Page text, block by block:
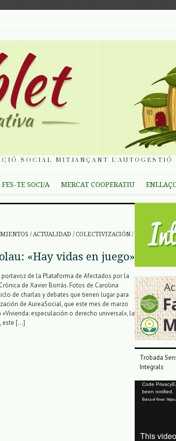
SOCIAL MITJANÇANT
FES-TE SOCI/A MERCAT COOPERATIU
/ ACTUALIDAD / COLECTIVIZACIÓN /
«Hay vidas en juego»
portavoz de la Plataforma de Afectados por la
de Xavier Borràs. Fotos de Carolina
de charlas y debates que tienen lugar para
de AureaSocial, que este mes de marzo
«Vivienda: especulación o derecho universal», la
este […]
Trobada
Integrals
Reproductor
vídeo
Code
been notified.
Baixa el fitxer: